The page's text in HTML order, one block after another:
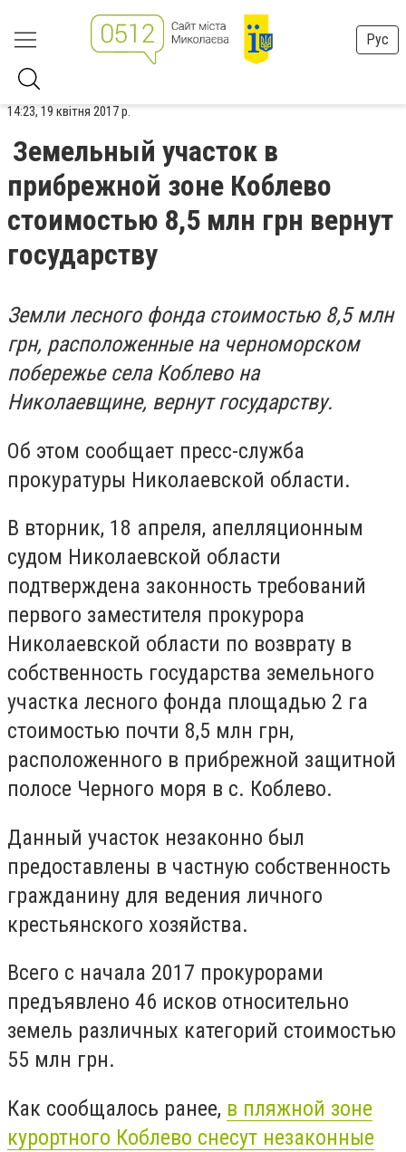
Рус
14:23, 19 квітня 2017 р.
Земельный участок в
прибрежной зоне Коблево
стоимостью 8,5 млн грн вернут
государству
Земли лесного фонда стоимостью 8,5 млн
грн, расположенные на черноморском
побережье села Коблево на
Николаевщине, вернут государству.
Об этом сообщает пресс-служба
прокуратуры Николаевской области.
В вторник, 18 апреля, апелляционным
судом Николаевской области
подтверждена законность требований
первого заместителя прокурора
Николаевской области по возврату в
собственность государства земельного
участка лесного фонда площадью 2 га
стоимостью почти 8,5 млн грн,
расположенного в прибрежной защитной
полосе Черного моря в с. Коблево.
Данный участок незаконно был
предоставлены в частную собственность
гражданину для ведения личного
крестьянского хозяйства.
Всего с начала 2017 прокурорами
предъявлено 46 исков относительно
земель различных категорий стоимостью
55 млн грн.
Как сообщалось ранее, в пляжной зоне
курортного Коблево снесут незаконные